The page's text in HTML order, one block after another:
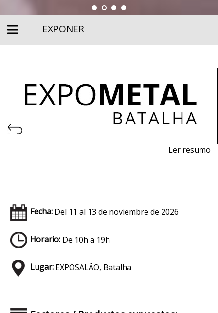
EXPONER
Ler resumo
Del 11 al 13 de noviembre de 2026 - EXPOSALÃO,
Batalha
De miércoles a viernes, de 10h a 19h
Fecha: Del 11 al 13 de noviembre de 2026
Horario: De 10h a 19h
Lugar: EXPOSALÃO, Batalha